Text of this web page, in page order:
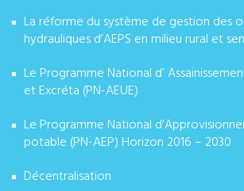
La réforme du système de gestion des
hydrauliques d’AEPS en milieu rural et
Le Programme National d’
et Excréta (PN-AEUE)
Le Programme National
potable (PN-AEP) Horizon 2016 – 2030
Décentralisation